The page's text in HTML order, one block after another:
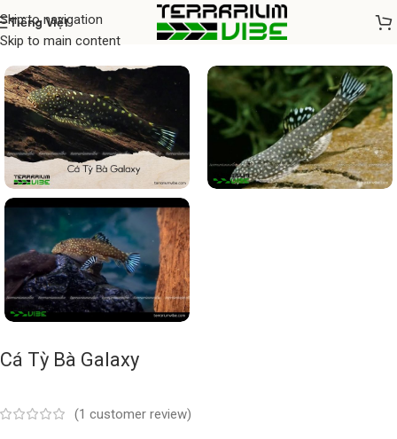
Skip to navigation
Skip to main content
Tiếng Việt
Home/Cá thủy sinh
Cá Tỳ Bà Galaxy
(1 customer review)